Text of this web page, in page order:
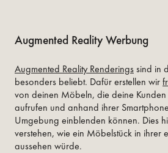
Augmented Reality Werbung
Augmented Reality Renderingssind in
besonders beliebt. Dafür erstellen wir
von deinen Möbeln, die deine
aufrufen und anhand ihrer
Umgebung einblenden können. Dies
verstehen, wie ein Möbelstück in ihrer
aussehen würde.